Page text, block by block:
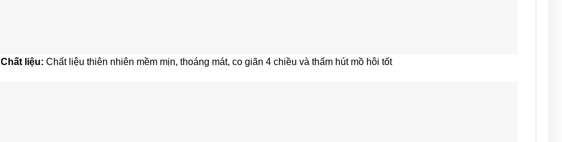
Chất liệu: Chất liệu thiên nhiên mềm mịn, thoáng mát, co giãn 4 chiều và thấm hút mồ hôi tốt